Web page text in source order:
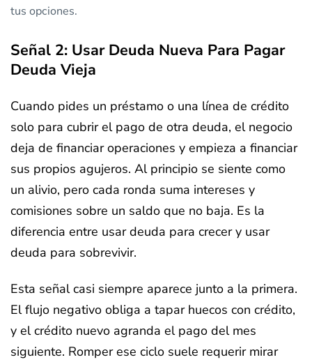
tus opciones.
Señal 2: Usar Deuda Nueva Para Pagar
Deuda Vieja
Cuando pides un préstamo o una línea de crédito
solo para cubrir el pago de otra deuda, el negocio
deja de financiar operaciones y empieza a financiar
sus propios agujeros. Al principio se siente como
un alivio, pero cada ronda suma intereses y
comisiones sobre un saldo que no baja. Es la
diferencia entre usar deuda para crecer y usar
deuda para sobrevivir.
Esta señal casi siempre aparece junto a la primera.
El flujo negativo obliga a tapar huecos con crédito,
y el crédito nuevo agranda el pago del mes
siguiente. Romper ese ciclo suele requerir mirar